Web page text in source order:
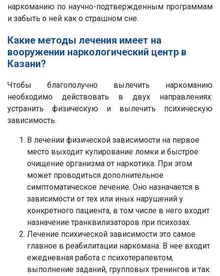
наркоманию по научно-подтвержденным программам
и забыть о ней как о страшном сне.
Какие методы лечения имеет на
вооружении наркологический центр в
Казани?
Чтобы благополучно вылечить наркоманию
необходимо действовать в двух направлениях:
устранить физическую и вылечить психическую
зависимость.
В лечении физической зависимости на первое
место выходит купирование ломки и быстрое
очищение организма от наркотика. При этом
может проводиться дополнительное
симптоматическое лечение. Оно назначается в
зависимости от тех или иных нарушений у
конкретного пациента, в том числе в него входит
назначение транквилизаторов при психозах.
Лечение психической зависимости это самое
главное в реабилитации наркомана. В нее входит
ежедневная работа с психотерапевтом,
выполнение заданий, групповых тренингов и так